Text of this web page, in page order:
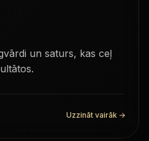
un saturs, kas ceļ
Uzzināt vairāk →